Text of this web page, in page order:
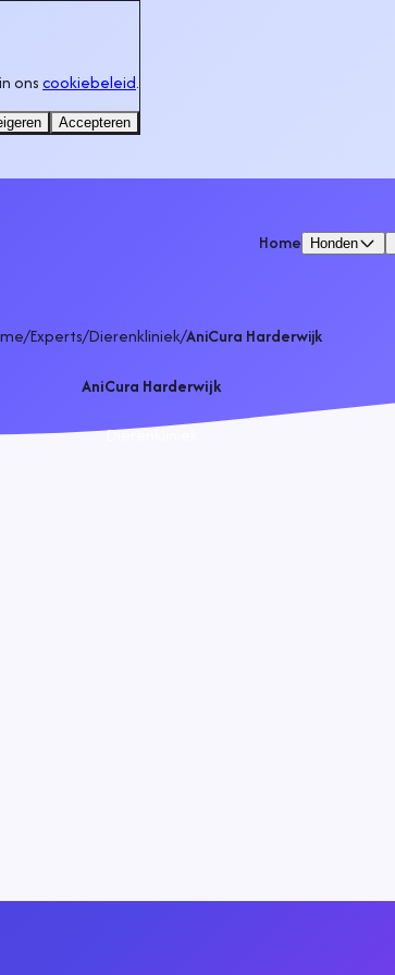
Home Honden
/Experts/Dierenkliniek/AniCura Harderwijk
AniCura Harderwijk
Dierenkliniek
onscookiebeleid.
Accepteren